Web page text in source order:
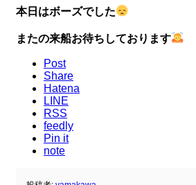
本日はボーズでした
またの来船お待ちしております
Post
Share
Hatena
LINE
RSS
feedly
Pin it
note